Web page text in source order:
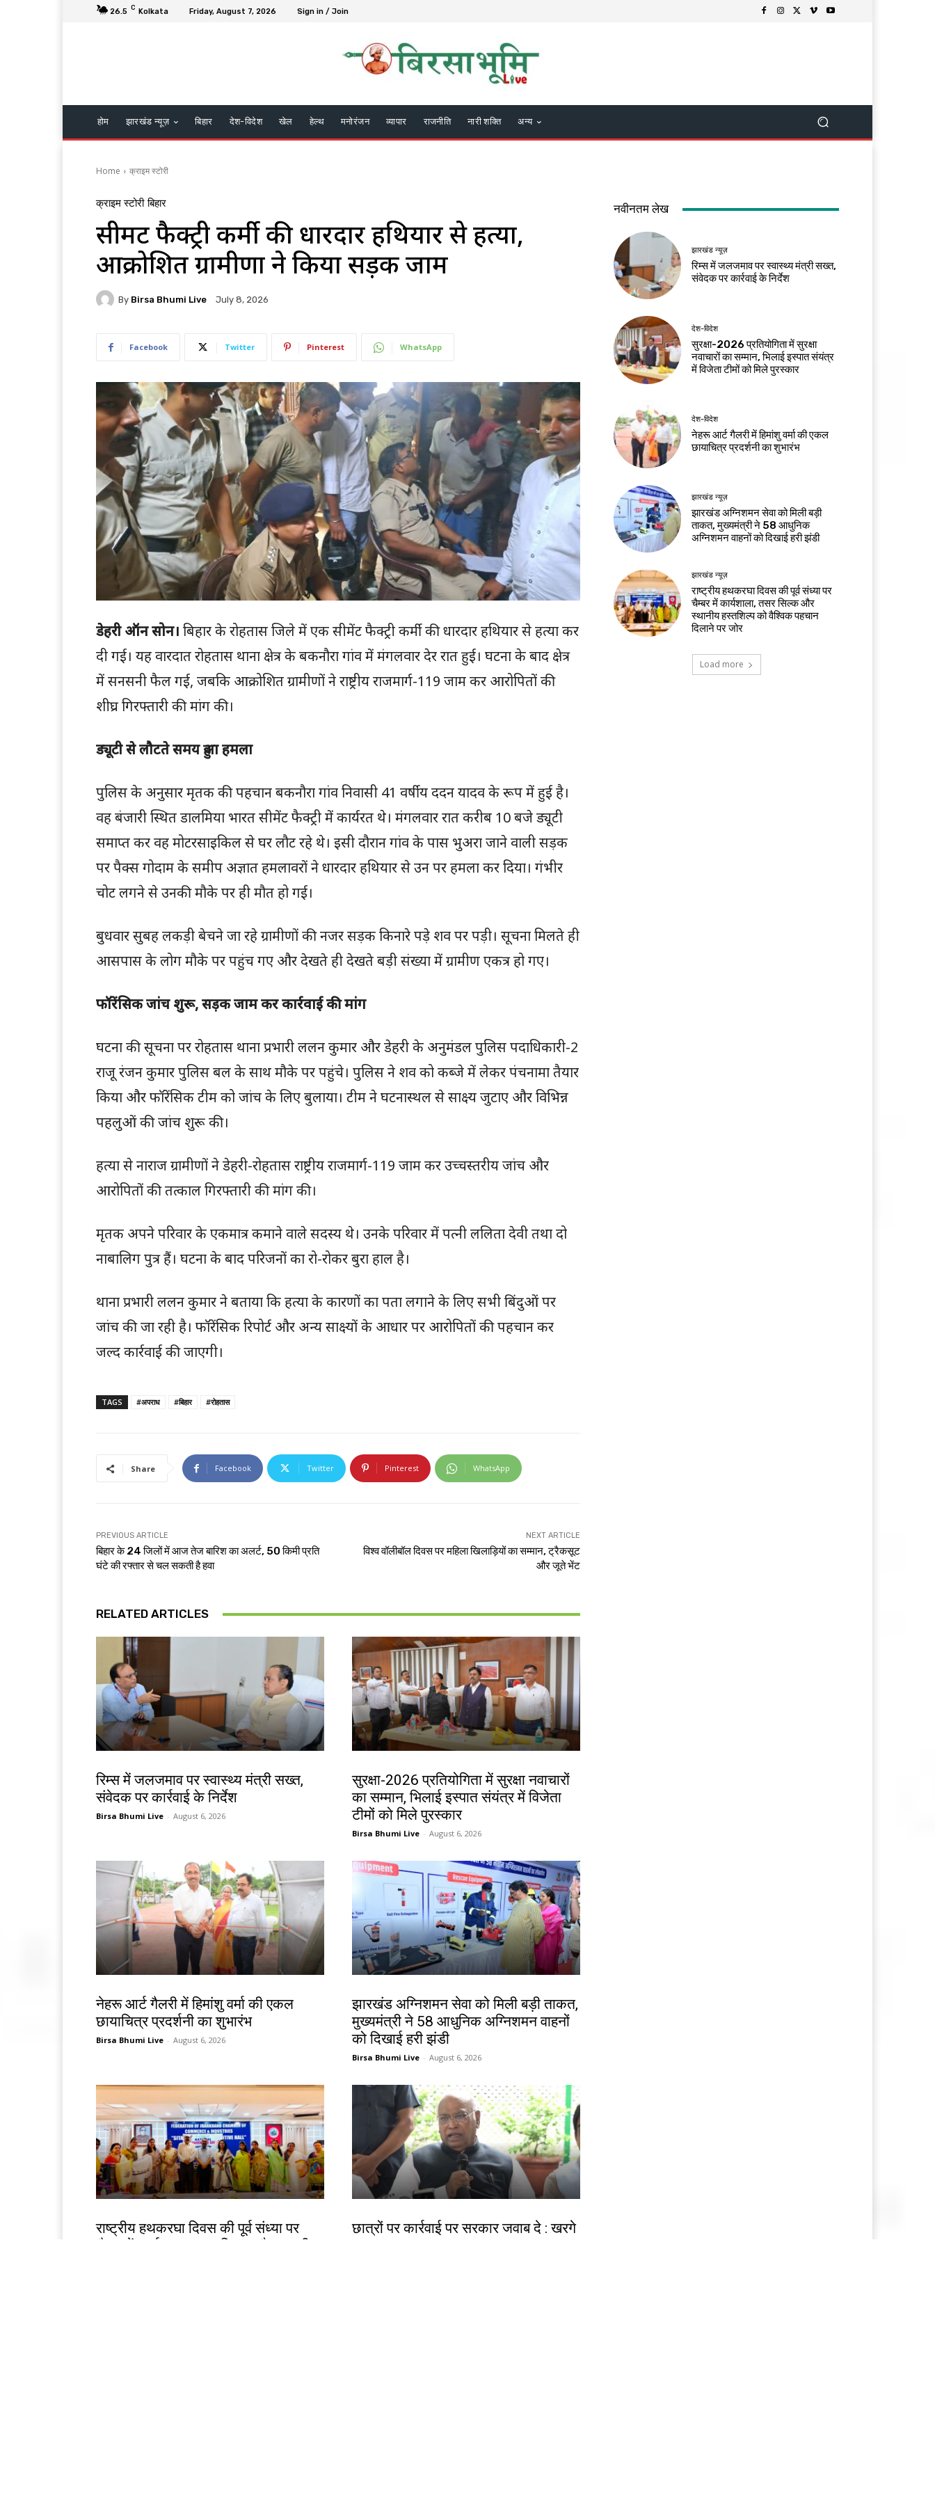
26.5 C Kolkata Friday, August 7, 2026 Sign in / Join
होम झारखंड न्यूज़ बिहार देश-विदेश खेल हेल्थ मनोरंजन व्यापार राजनीति नारी शक्ति अन्य
Home क्राइम स्टोरी
क्राइम स्टोरी बिहार
सीमेंट फैक्ट्री कर्मी की धारदार हथियार से हत्या,
आक्रोशित ग्रामीणों ने किया सड़क जाम
By Birsa Bhumi Live July 8, 2026
Facebook Twitter Pinterest WhatsApp
डेहरी ऑन सोन। बिहार के रोहतास जिले में एक सीमेंट फैक्ट्री कर्मी की धारदार हथियार से हत्या कर
दी गई। यह वारदात रोहतास थाना क्षेत्र के बकनौरा गांव में मंगलवार देर रात हुई। घटना के बाद क्षेत्र
में सनसनी फैल गई, जबकि आक्रोशित ग्रामीणों ने राष्ट्रीय राजमार्ग-119 जाम कर आरोपितों की
शीघ्र गिरफ्तारी की मांग की।
ड्यूटी से लौटते समय हुआ हमला
पुलिस के अनुसार मृतक की पहचान बकनौरा गांव निवासी 41 वर्षीय ददन यादव के रूप में हुई है।
वह बंजारी स्थित डालमिया भारत सीमेंट फैक्ट्री में कार्यरत थे। मंगलवार रात करीब 10 बजे ड्यूटी
समाप्त कर वह मोटरसाइकिल से घर लौट रहे थे। इसी दौरान गांव के पास भुअरा जाने वाली सड़क
पर पैक्स गोदाम के समीप अज्ञात हमलावरों ने धारदार हथियार से उन पर हमला कर दिया। गंभीर
चोट लगने से उनकी मौके पर ही मौत हो गई।
बुधवार सुबह लकड़ी बेचने जा रहे ग्रामीणों की नजर सड़क किनारे पड़े शव पर पड़ी। सूचना मिलते ही
आसपास के लोग मौके पर पहुंच गए और देखते ही देखते बड़ी संख्या में ग्रामीण एकत्र हो गए।
फॉरेंसिक जांच शुरू, सड़क जाम कर कार्रवाई की मांग
घटना की सूचना पर रोहतास थाना प्रभारी ललन कुमार और डेहरी के अनुमंडल पुलिस पदाधिकारी-2
राजू रंजन कुमार पुलिस बल के साथ मौके पर पहुंचे। पुलिस ने शव को कब्जे में लेकर पंचनामा तैयार
किया और फॉरेंसिक टीम को जांच के लिए बुलाया। टीम ने घटनास्थल से साक्ष्य जुटाए और विभिन्न
पहलुओं की जांच शुरू की।
हत्या से नाराज ग्रामीणों ने डेहरी-रोहतास राष्ट्रीय राजमार्ग-119 जाम कर उच्चस्तरीय जांच और
आरोपितों की तत्काल गिरफ्तारी की मांग की।
मृतक अपने परिवार के एकमात्र कमाने वाले सदस्य थे। उनके परिवार में पत्नी ललिता देवी तथा दो
नाबालिग पुत्र हैं। घटना के बाद परिजनों का रो-रोकर बुरा हाल है।
थाना प्रभारी ललन कुमार ने बताया कि हत्या के कारणों का पता लगाने के लिए सभी बिंदुओं पर
जांच की जा रही है। फॉरेंसिक रिपोर्ट और अन्य साक्ष्यों के आधार पर आरोपितों की पहचान कर
जल्द कार्रवाई की जाएगी।
TAGS #अपराध #बिहार #रोहतास
Share Facebook Twitter Pinterest WhatsApp
PREVIOUS ARTICLE
बिहार के 24 जिलों में आज तेज बारिश का अलर्ट, 50 किमी प्रति
घंटे की रफ्तार से चल सकती है हवा
NEXT ARTICLE
विश्व वॉलीबॉल दिवस पर महिला खिलाड़ियों का सम्मान, ट्रैकसूट
और जूते भेंट
RELATED ARTICLES
रिम्स में जलजमाव पर स्वास्थ्य मंत्री सख्त,
संवेदक पर कार्रवाई के निर्देश
Birsa Bhumi Live - August 6, 2026
सुरक्षा-2026 प्रतियोगिता में सुरक्षा नवाचारों
का सम्मान, भिलाई इस्पात संयंत्र में विजेता
टीमों को मिले पुरस्कार
Birsa Bhumi Live - August 6, 2026
नेहरू आर्ट गैलरी में हिमांशु वर्मा की एकल
छायाचित्र प्रदर्शनी का शुभारंभ
Birsa Bhumi Live - August 6, 2026
झारखंड अग्निशमन सेवा को मिली बड़ी ताकत,
मुख्यमंत्री ने 58 आधुनिक अग्निशमन वाहनों
को दिखाई हरी झंडी
Birsa Bhumi Live - August 6, 2026
राष्ट्रीय हथकरघा दिवस की पूर्व संध्या पर
छात्रों पर कार्रवाई पर सरकार जवाब दे : खरगे
नवीनतम लेख
झारखंड न्यूज़
रिम्स में जलजमाव पर स्वास्थ्य मंत्री सख्त,
संवेदक पर कार्रवाई के निर्देश
देश-विदेश
सुरक्षा-2026 प्रतियोगिता में सुरक्षा
नवाचारों का सम्मान, भिलाई इस्पात संयंत्र
में विजेता टीमों को मिले पुरस्कार
देश-विदेश
नेहरू आर्ट गैलरी में हिमांशु वर्मा की एकल
छायाचित्र प्रदर्शनी का शुभारंभ
झारखंड न्यूज़
झारखंड अग्निशमन सेवा को मिली बड़ी
ताकत, मुख्यमंत्री ने 58 आधुनिक
अग्निशमन वाहनों को दिखाई हरी झंडी
झारखंड न्यूज़
राष्ट्रीय हथकरघा दिवस की पूर्व संध्या पर
चैम्बर में कार्यशाला, तसर सिल्क और
स्थानीय हस्तशिल्प को वैश्विक पहचान
दिलाने पर जोर
Load more